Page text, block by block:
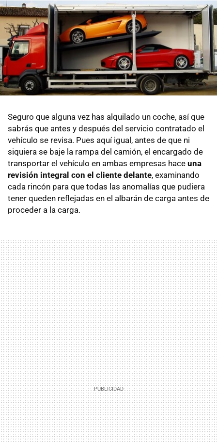
Seguro que alguna vez has alquilado un coche, así que
sabrás que antes y después del servicio contratado el
vehículo se revisa. Pues aquí igual, antes de que ni
siquiera se baje la rampa del camión, el encargado de
transportar el vehículo en ambas empresas hace una
revisión integral con el cliente delante, examinando
cada rincón para que todas las anomalías que pudiera
tener queden reflejadas en el albarán de carga antes de
proceder a la carga.